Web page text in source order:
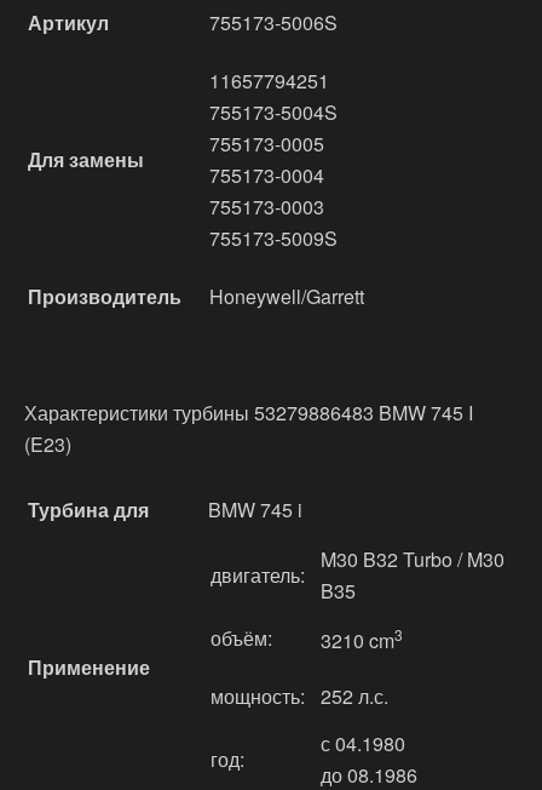
Артикул
755173-5006S
Для замены
11657794251
755173-5004S
755173-0005
755173-0004
755173-0003
755173-5009S
Производитель Honeywell/Garrett
Характеристики турбины 53279886483 BMW 745 I
(E23)
Турбина для BMW 745 i
Применение
двигатель:
M30 B32 Turbo / M30
B35
объём:
3210 cm3
мощность: 252 л.с.
год:
с 04.1980
до 08.1986